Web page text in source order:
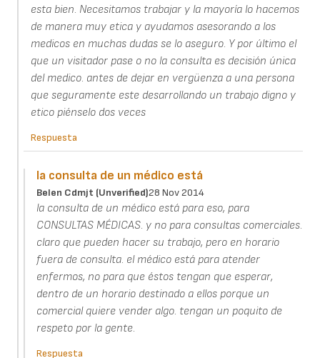
esta bien. Necesitamos trabajar y la mayoría lo hacemos
de manera muy etica y ayudamos asesorando a los
medicos en muchas dudas se lo aseguro. Y por último el
que un visitador pase o no la consulta es decisión única
del medico. antes de dejar en vergüenza a una persona
que seguramente este desarrollando un trabajo digno y
etico piénselo dos veces
Respuesta
la consulta de un médico está
Belen Cdmjt (unverified)28 Nov 2014
la consulta de un médico está para eso, para
CONSULTAS MÉDICAS. y no para consultas comerciales.
claro que pueden hacer su trabajo, pero en horario
fuera de consulta. el médico está para atender
enfermos, no para que éstos tengan que esperar,
dentro de un horario destinado a ellos porque un
comercial quiere vender algo. tengan un poquito de
respeto por la gente.
Respuesta